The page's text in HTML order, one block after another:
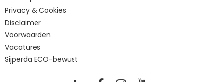
Privacy & Cookies
Disclaimer
Voorwaarden
Vacatures
Sijperda ECO-bewust